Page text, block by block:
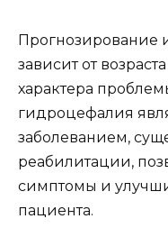
Прогнозирование
зависит от
характера
гидроцефалия
заболеванием,
реабилитации,
симптомы и
пациента.